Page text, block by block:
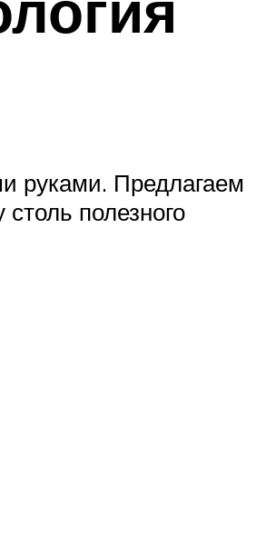
руками. Предлагаем
полезного